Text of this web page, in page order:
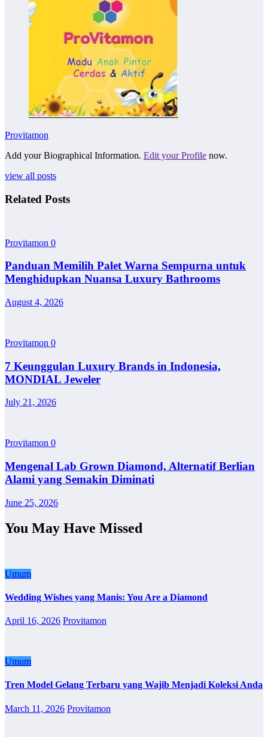
Provitamon
Add your Biographical Information. Edit your Profile now.
view all posts
Related Posts
Provitamon 0
Panduan Memilih Palet Warna Sempurna untuk
Menghidupkan Nuansa Luxury Bathrooms
August 4, 2026
Provitamon 0
7 Keunggulan Luxury Brands in Indonesia,
MONDIAL Jeweler
July 21, 2026
Provitamon 0
Mengenal Lab Grown Diamond, Alternatif Berlian
Alami yang Semakin Diminati
June 25, 2026
You May Have Missed
Umum
Wedding Wishes yang Manis: You Are a Diamond
April 16, 2026 Provitamon
Umum
Tren Model Gelang Terbaru yang Wajib Menjadi Koleksi Anda
March 11, 2026 Provitamon